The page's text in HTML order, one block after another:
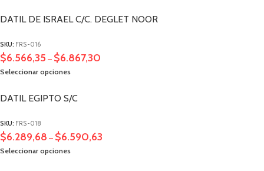
DATIL DE ISRAEL C/C. DEGLET NOOR
SKU: FRS-016
$6.566,35 – $6.867,30
Seleccionar opciones
DATIL EGIPTO S/C
SKU: FRS-018
$6.289,68 – $6.590,63
Seleccionar opciones